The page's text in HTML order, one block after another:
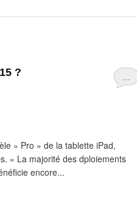
…
?
« Pro » de la tablette iPad,
« La majorité des dploiements
encore...